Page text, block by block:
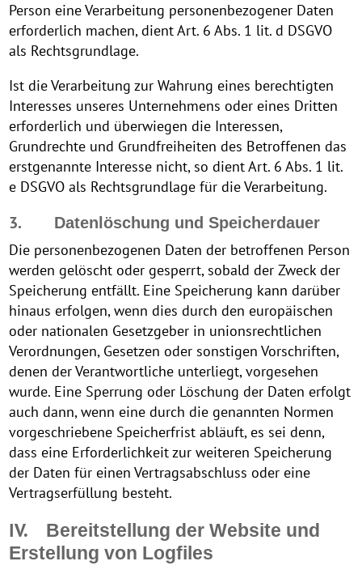
Person eine Verarbeitung personenbezogener Daten
erforderlich machen, dient Art. 6 Abs. 1 lit. d DSGVO
als Rechtsgrundlage.
Ist die Verarbeitung zur Wahrung eines berechtigten
Interesses unseres Unternehmens oder eines Dritten
erforderlich und überwiegen die Interessen,
Grundrechte und Grundfreiheiten des Betroffenen das
erstgenannte Interesse nicht, so dient Art. 6 Abs. 1 lit.
e DSGVO als Rechtsgrundlage für die Verarbeitung.
3. Datenlöschung und Speicherdauer
Die personenbezogenen Daten der betroffenen Person
werden gelöscht oder gesperrt, sobald der Zweck der
Speicherung entfällt. Eine Speicherung kann darüber
hinaus erfolgen, wenn dies durch den europäischen
oder nationalen Gesetzgeber in unionsrechtlichen
Verordnungen, Gesetzen oder sonstigen Vorschriften,
denen der Verantwortliche unterliegt, vorgesehen
wurde. Eine Sperrung oder Löschung der Daten erfolgt
auch dann, wenn eine durch die genannten Normen
vorgeschriebene Speicherfrist abläuft, es sei denn,
dass eine Erforderlichkeit zur weiteren Speicherung
der Daten für einen Vertragsabschluss oder eine
Vertragserfüllung besteht.
IV.
Bereitstellung der Website und
Erstellung von Logfiles